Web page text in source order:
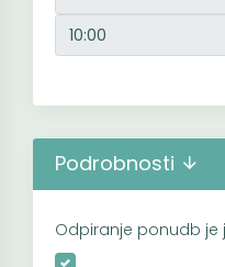
Podrobnosti
Odpiranje ponudb je